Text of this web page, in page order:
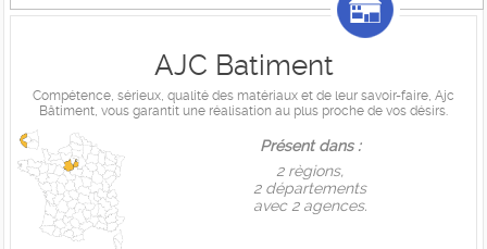
AJC Batiment
Compétence, sérieux, qualité des matériaux et de leur savoir-faire, Ajc
Bâtiment, vous garantit une réalisation au plus proche de vos désirs.
Présent dans :
2 règions,
2 départements
avec 2 agences.